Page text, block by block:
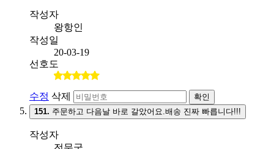
작성자
왕항인
작성일
20-03-19
선호도
수정 삭제
확인
151. 주문하고 다음날 바로 갈았어요.배송 진짜 빠릅니다!!!
작성자